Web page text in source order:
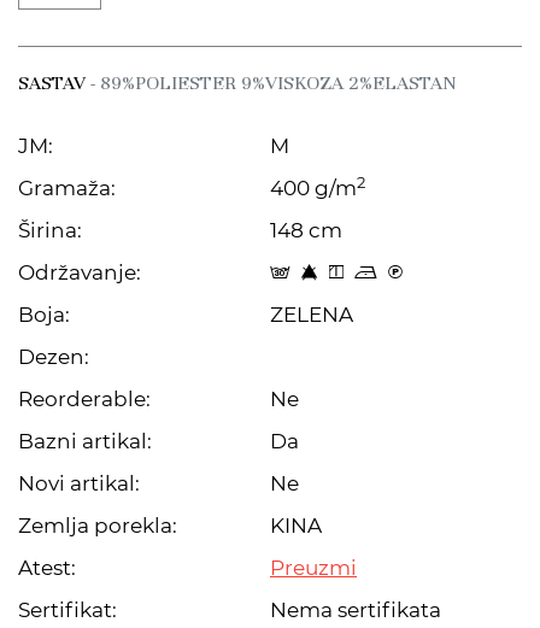
SASTAV- 89%POLIESTER 9%VISKOZA 2%ELASTAN
JM:
M
Gramaža:
400 g/m2
Širina:
148 cm
Održavanje:
s 8 y o C
Boja:
ZELENA
Dezen:
Reorderable:
Ne
Bazni artikal:
Da
Novi artikal:
Ne
Zemlja porekla:
KINA
Atest:
Preuzmi
Sertifikat:
Nema sertifikata